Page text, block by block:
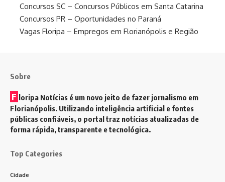
Concursos SC – Concursos Públicos em Santa Catarina
Concursos PR – Oportunidades no Paraná
Vagas Floripa – Empregos em Florianópolis e Região
Sobre
F loripa Notícias é um novo jeito de fazer jornalismo em
Florianópolis. Utilizando inteligência artificial e fontes
públicas confiáveis, o portal traz notícias atualizadas de
forma rápida, transparente e tecnológica.
Top Categories
Cidade